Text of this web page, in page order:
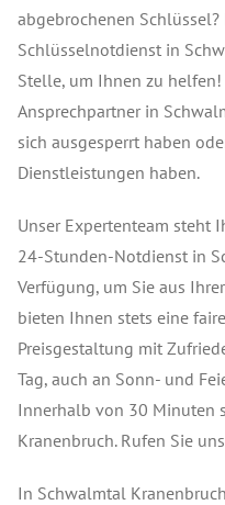
abgebrochenen Schlüssel?
Schlüsselnotdienst in
Stelle, um Ihnen zu
Ansprechpartner in
sich ausgesperrt haben
Dienstleistungen haben.
Unser Expertenteam steht
24-Stunden-Notdienst in
Verfügung, um Sie aus
bieten Ihnen stets eine
Preisgestaltung mit
Tag, auch an Sonn- und
Innerhalb von 30 Minuten
Kranenbruch. Rufen Sie
In Schwalmtal